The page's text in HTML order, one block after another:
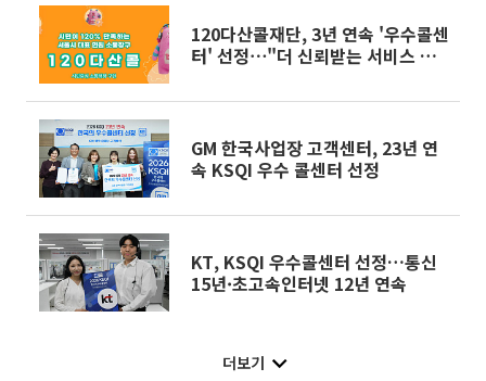
120다산콜재단, 3년 연속 '우수콜센
터' 선정⋯"더 신뢰받는 서비스 제
GM 한국사업장 고객센터, 23년 연
속 KSQI 우수 콜센터 선정
KT, KSQI 우수콜센터 선정…통신
15년·초고속인터넷 12년 연속
더보기